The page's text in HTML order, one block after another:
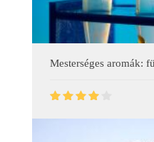
Mesterséges aromák: